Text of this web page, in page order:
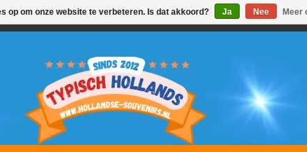
MOGELIJK ALLE MERKEN SOUVENIRS
op om onze website te verbeteren. Is dat akkoord? Ja Nee Meer